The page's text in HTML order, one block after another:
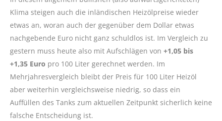
Klima steigen auch die inländischen Heizölpreise wieder
etwas an, woran auch der gegenüber dem Dollar etwas
nachgebende Euro nicht ganz schuldlos ist. Im Vergleich zu
gestern muss heute also mit Aufschlägen von +1,05 bis
+1,35 Euro pro 100 Liter gerechnet werden. Im
Mehrjahresvergleich bleibt der Preis für 100 Liter Heizöl
aber weiterhin vergleichsweise niedrig, so dass ein
Auffüllen des Tanks zum aktuellen Zeitpunkt sicherlich keine
falsche Entscheidung ist.